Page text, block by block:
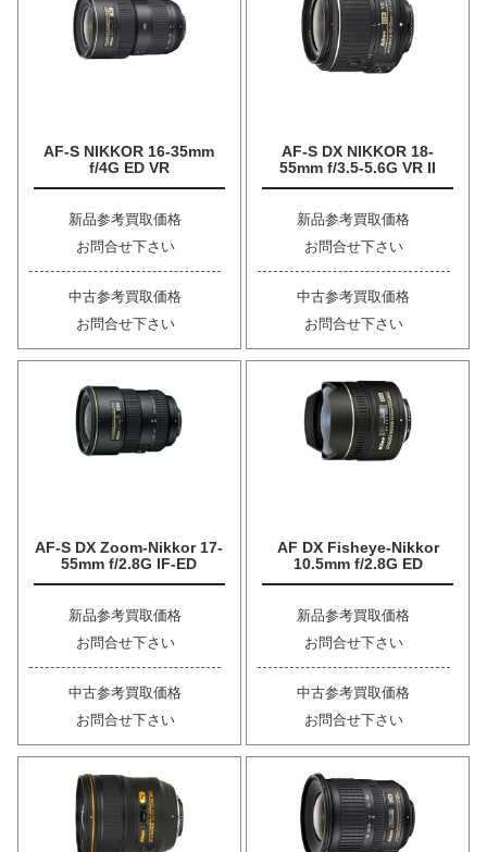
AF-S NIKKOR 16-35mm
f/4G ED VR
新品参考買取価格
お問合せ下さい
中古参考買取価格
お問合せ下さい
AF-S DX NIKKOR 18-
55mm f/3.5-5.6G VR II
新品参考買取価格
お問合せ下さい
中古参考買取価格
お問合せ下さい
AF-S DX Zoom-Nikkor 17-
55mm f/2.8G IF-ED
新品参考買取価格
お問合せ下さい
中古参考買取価格
お問合せ下さい
AF DX Fisheye-Nikkor
10.5mm f/2.8G ED
新品参考買取価格
お問合せ下さい
中古参考買取価格
お問合せ下さい